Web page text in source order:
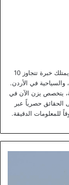
يعتبر يزن خوري صحفياً أردنياً متمرساً ومحللاً خبيراً، يمتلك خبرة تتجاوز 10
والسياحية في الأردن.
يتخصص يزن الآن في
الحقائق حصرياً عبر